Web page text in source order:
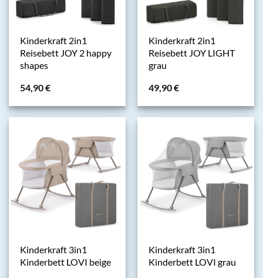
Kinderkraft 2in1
Reisebett JOY 2 happy
shapes
54,90€
Kinderkraft 2in1
Reisebett JOY LIGHT
grau
49,90€
Kinderkraft 3in1
Kinderbett LOVI beige
Kinderkraft 3in1
Kinderbett LOVI grau